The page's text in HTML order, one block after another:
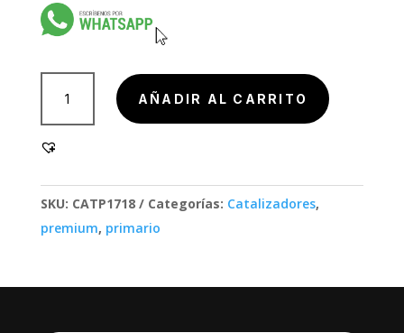
cantidad
AÑADIR AL CARRITO
SKU: CATP1718 Categorías: Catalizadores,
premium, primario